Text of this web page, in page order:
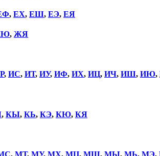
, ЕХ, ЕШ, ЕЭ, ЕЯ
, ЖЯ
, ИС, ИТ, ИУ, ИФ, ИХ, ИЦ, ИЧ, ИШ, ИЮ,
, КЫ, КЬ, КЭ, КЮ, КЯ